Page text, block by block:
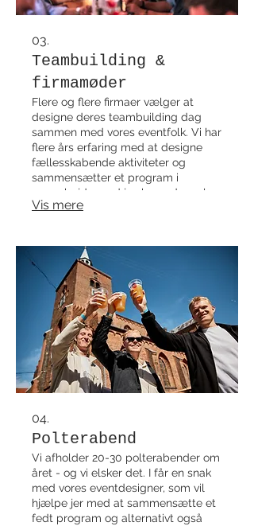
03.
Teambuilding &
firmamøder
Flere og flere firmaer vælger at
designe deres teambuilding dag
sammen med vores eventfolk. Vi har
flere års erfaring med at designe
fællesskabende aktiviteter og
sammensætter et program i
samarbejde med jer, herunder valg
af forplejning, rammer til
lang, fx. musikbanko, quiz,
spisegilde, kano, croquis,
cocktailkursus, bolsjeværksted,
keramik, smykkecafé og meget
mere. Vi kan tilpasse rammer og
indhold efter jeres antal.
Vis mere
04.
Polterabend
Vi afholder 20-30 polterabender om
året - og vi elsker det. I får en snak
med vores eventdesigner, som vil
hjælpe jer med at sammensætte et
fedt program og alternativt også